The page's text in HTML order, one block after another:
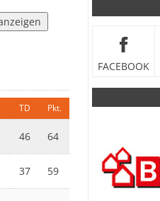
TD Pkt.
46 64
37 59
FACEBOOK